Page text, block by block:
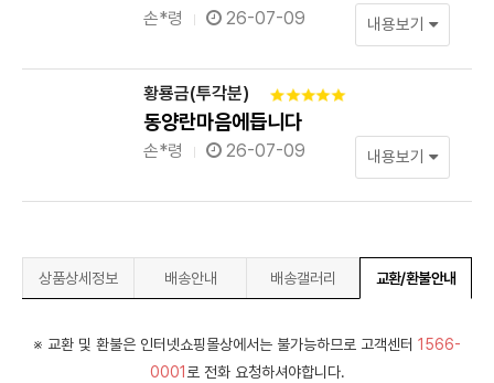
손*령 26-07-09 내용보기
황룡금(투각분)
동양란마음에듭니다
손*령 26-07-09 내용보기
상품상세정보 배송안내 배송갤러리 교환/환불안내
※ 교환 및 환불은 인터넷쇼핑몰상에서는 불가능하므로 고객센터 1566-
0001로 전화 요청하셔야합니다.